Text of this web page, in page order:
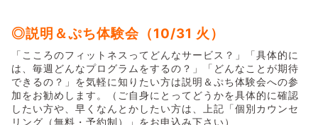
◎説明＆ぷち体験会（10/31 火）
「こころのフィットネスってどんなサービス？」「具体的に
は、毎週どんなプログラムをするの？」「どんなことが期待
できるの？」を気軽に知りたい方は説明＆ぷち体験会への参
加をお勧めします。（ご自身にとってどうかを具体的に確認
したい方や、早くなんとかしたい方は、上記「個別カウンセ
リング（無料・予約制）」をお申込み下さい）